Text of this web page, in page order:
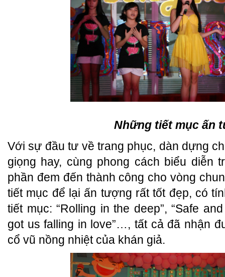
Những tiết mục ấn
Với sự đầu tư về trang phục, dàn dựng
giọng hay, cùng phong cách biểu diễn
phần đem đến thành công cho vòng
tiết mục để lại ấn tượng rất tốt đẹp, có
tiết mục: “Rolling in the deep”, “Safe
got us falling in love”…, tất cả đã nhận
cổ vũ nồng nhiệt của khán giả.